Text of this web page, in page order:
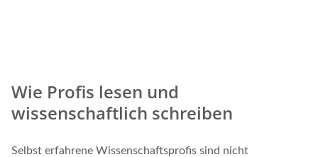
Wie Profis lesen und
wissenschaftlich schreiben
Selbst erfahrene Wissenschaftsprofis sind nicht